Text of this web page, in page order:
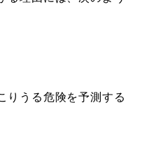
りうる危険を予測する